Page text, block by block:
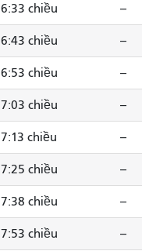
6:33 chiều --
6:43 chiều --
6:53 chiều --
7:03 chiều --
7:13 chiều --
7:25 chiều --
7:38 chiều --
7:53 chiều --